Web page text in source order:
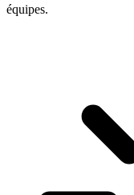
équipes.